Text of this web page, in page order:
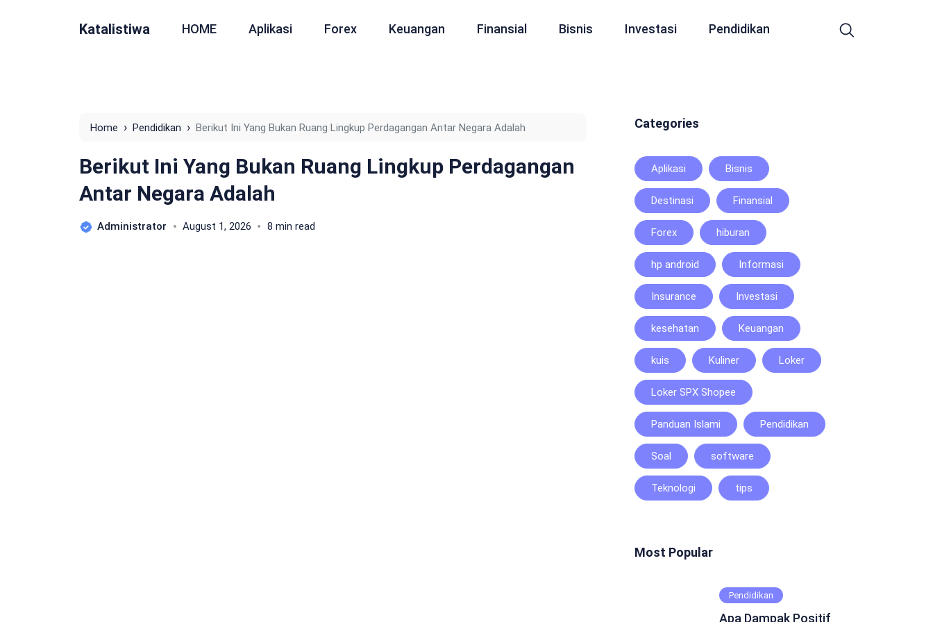
Katalistiwa HOME Aplikasi Forex Keuangan Finansial Bisnis Investasi Pendidikan
Home › Pendidikan › Berikut Ini Yang Bukan Ruang Lingkup Perdagangan Antar Negara Adalah
Berikut Ini Yang Bukan Ruang Lingkup Perdagangan
Antar Negara Adalah
Administrator August 1, 2026 8 min read
Categories
Aplikasi Bisnis
Destinasi Finansial
Forex hiburan
hp android Informasi
Insurance Investasi
kesehatan Keuangan
kuis Kuliner Loker
Loker SPX Shopee
Panduan Islami Pendidikan
Soal software
Teknologi tips
Most Popular
Pendidikan
Apa Dampak Positif